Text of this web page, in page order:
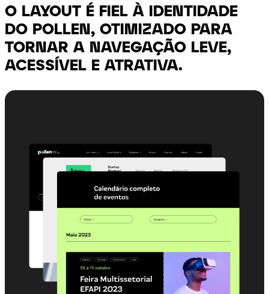
O LAYOUT É FIEL À IDENTIDADE
DO POLLEN, OTIMIZADO PARA
TORNAR A NAVEGAÇÃO LEVE,
ACESSÍVEL E ATRATIVA.